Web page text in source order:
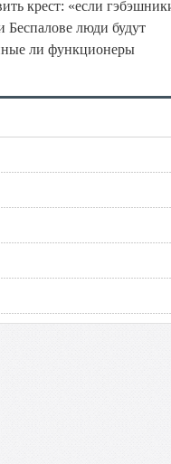
крест: «если
Беспалове люди будут
ли функционеры